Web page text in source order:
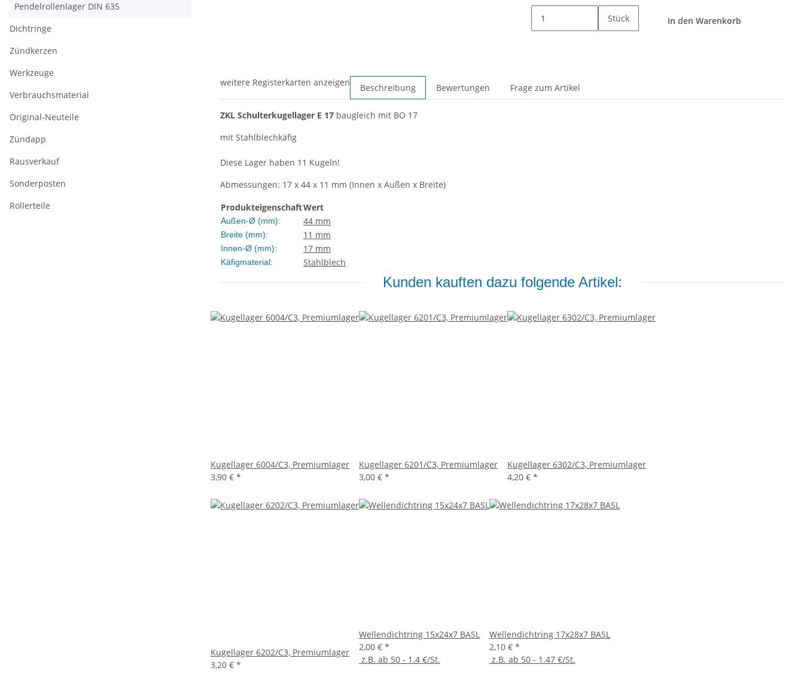
Stück In den Warenkorb
weitere Registerkarten anzeigen Beschreibung Bewertungen Frage zum Artikel
ZKL Schulterkugellager E 17 baugleich mit BO 17
mit Stahlblechkäfig
Diese Lager haben 11 Kugeln!
Abmessungen: 17 x 44 x 11 mm (Innen x Außen x Breite)
ProdukteigenschaftWert
Außen-Ø (mm): 44 mm
Breite (mm): 11 mm
Innen-Ø (mm): 17 mm
Käfigmaterial: Stahlblech
Kunden kauften dazu folgende Artikel:
Kugellager 6004/C3, Premiumlager
3,90 € *
Kugellager 6201/C3, Premiumlager
3,00 € *
Kugellager 6302/C3, Premiumlager
4,20 € *
Kugellager 6202/C3, Premiumlager
3,20 € *
Wellendichtring 15x24x7 BASL
2,00 € *
z.B. ab 50 - 1.4 €/St.
Wellendichtring 17x28x7 BASL
2,10 € *
z.B. ab 50 - 1.47 €/St.
Pendelrollenlager DIN 635
Dichtringe
Zündkerzen
Werkzeuge
Verbrauchsmaterial
Original-Neuteile
Zündapp
Rausverkauf
Sonderposten
Rollerteile